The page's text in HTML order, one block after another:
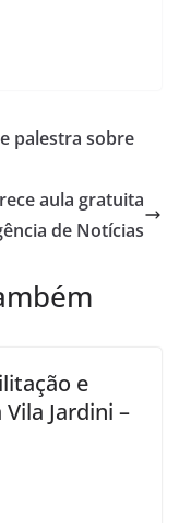
palestra sobre
aula gratuita
de Notícias
e
Jardini –